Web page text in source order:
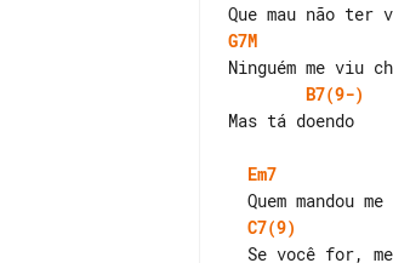
G7M
B7(9-)
Mas tá doendo
Em7
C7(9)